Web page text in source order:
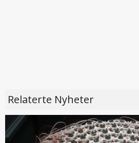
Relaterte Nyheter